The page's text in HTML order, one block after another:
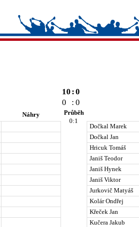
10 :0
0
: 0
Náhry
Průběh
0:1
Dočkal Marek
Dočkal Jan
Hricuk Tomáš
Janiš Teodor
Janiš Hynek
Janiš Viktor
Jurkovič Matyáš
Kolár Ondřej
Křeček Jan
Kučera Jakub